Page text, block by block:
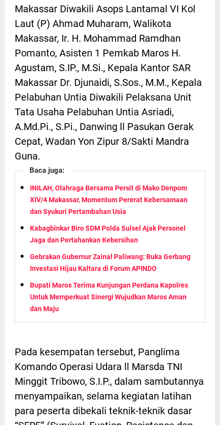
Makassar Diwakili Asops Lantamal VI Kol
Laut (P) Ahmad Muharam, Walikota
Makassar, Ir. H. Mohammad Ramdhan
Pomanto, Asisten 1 Pemkab Maros H.
Agustam, S.IP., M.Si., Kepala Kantor SAR
Makassar Dr. Djunaidi, S.Sos., M.M., Kepala
Pelabuhan Untia Diwakili Pelaksana Unit
Tata Usaha Pelabuhan Untia Asriadi,
A.Md.Pi., S.Pi., Danwing ll Pasukan Gerak
Cepat, Wadan Yon Zipur 8/Sakti Mandra
Guna.
Baca juga:
INILAH, Olahraga Bersama Persit di Mako Denpom
XIV/4 Makassar, Momentum Pererat Kebersamaan
dan Syukuri Pertambahan Usia
Kabagbinkar Biro SDM Polda Sulsel Ajak Personel
Jaga dan Pertahankan Kebersihan
Gebrakan Gubernur Zainal Paliwang: Buka Gerbang
Investasi Hijau Kaltara di Forum APINDO
Bupati Maros Terima Kunjungan Perdana Kapolres
Untuk Memperkuat Sinergi Wujudkan Maros Aman
dan Maju
Pada kesempatan tersebut, Panglima
Komando Operasi Udara ll Marsda TNI
Minggit Tribowo, S.I.P., dalam sambutannya
menyampaikan, selama kegiatan latihan
para peserta dibekali teknik-teknik dasar